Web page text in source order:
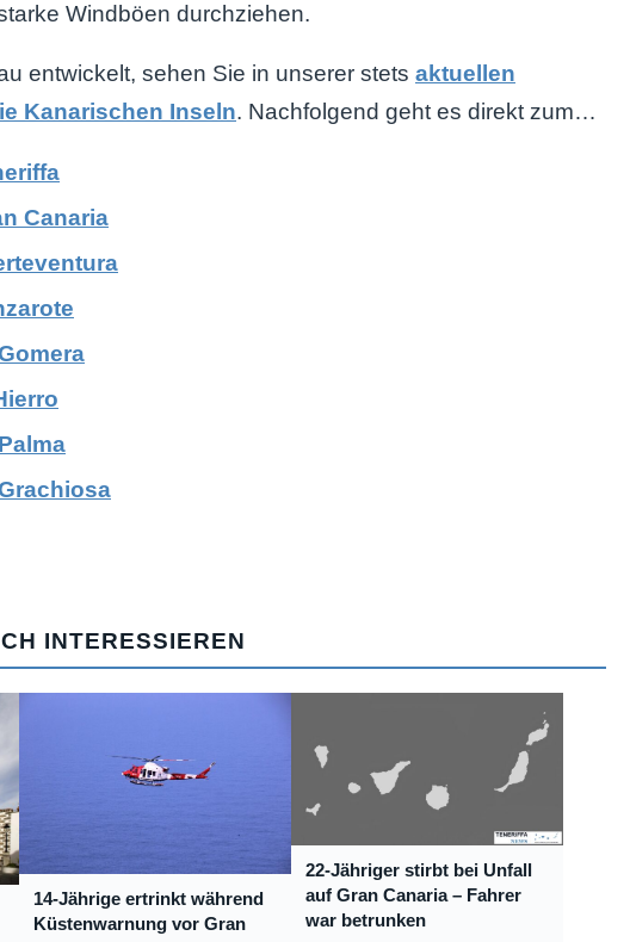
Windböen durchziehen.
entwickelt, sehen Sie in unserer stets aktuellen
Kanarischen Inseln. Nachfolgend geht es direkt zum…
Canaria
INTERESSIEREN
14-Jährige ertrinkt während
Küstenwarnung vor Gran
22-Jähriger stirbt bei Unfall
auf Gran Canaria – Fahrer
war betrunken